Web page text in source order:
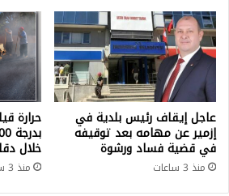
عاجل إيقاف رئيس بلدية في
إزمير عن مهامه بعد توقيفه
في قضية فساد ورشوة
منذ 3 ساعات
حرارة
خلال
منذ 3 ساعات